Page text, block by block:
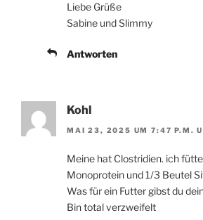
Liebe Grüße
Sabine und Slimmy
Antworten
Kohl
MAI 23, 2025 UM 7:47 P.M.
Meine hat Clostridien. ich
Monoprotein und 1/3 Beutel
Was für ein Futter gibst du
Bin total verzweifelt